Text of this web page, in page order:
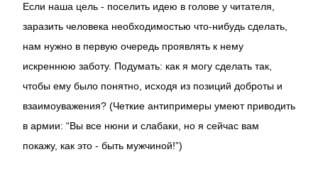
Если наша цель - поселить идею в голове у читателя,
заразить человека необходимостью что-нибудь сделать,
нам нужно в первую очередь проявлять к нему
искреннюю заботу. Подумать: как я могу сделать так,
чтобы ему было понятно, исходя из позиций доброты и
взаимоуважения? (Четкие антипримеры умеют приводить
в армии: “Вы все нюни и слабаки, но я сейчас вам
покажу, как это - быть мужчиной!”)